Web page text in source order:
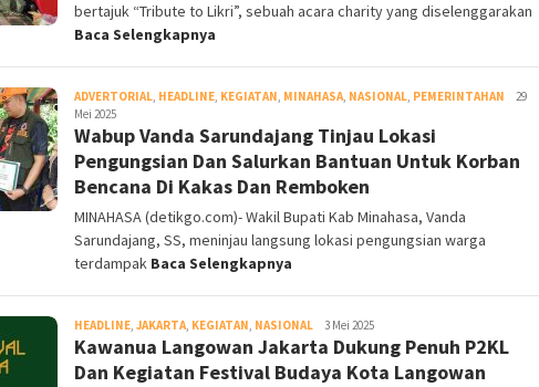
bertajuk “Tribute to Likri”, sebuah acara charity yang diselenggarakan
Baca Selengkapnya
ADVERTORIAL, HEADLINE, KEGIATAN, MINAHASA, NASIONAL, PEMERINTAHAN Redaksi
29
Mei 2025
Wabup Vanda Sarundajang Tinjau Lokasi
Pengungsian Dan Salurkan Bantuan Untuk Korban
Bencana Di Kakas Dan Remboken
MINAHASA (detikgo.com)- Wakil Bupati Kab Minahasa, Vanda
Sarundajang, SS, meninjau langsung lokasi pengungsian warga
terdampak Baca Selengkapnya
HEADLINE, JAKARTA, KEGIATAN, NASIONAL Redaksi
DetikGo
3 Mei 2025
Kawanua Langowan Jakarta Dukung Penuh P2KL
Dan Kegiatan Festival Budaya Kota Langowan